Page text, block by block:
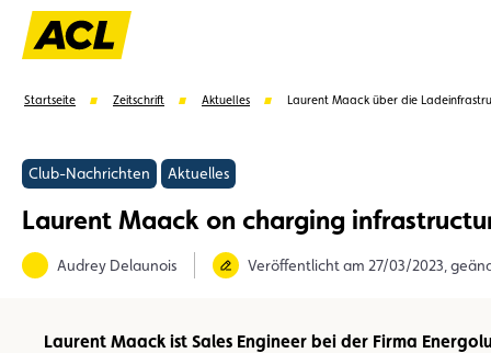
Vorschläge
Startseite Zeitschrift Aktuelles Laurent Maack über die
Club-Nachrichten Aktuelles
Laurent Maack on charging
Audrey Delaunois Veröffentlicht am 27/03/2023,
Laurent Maack ist Sales Engineer bei der Firma